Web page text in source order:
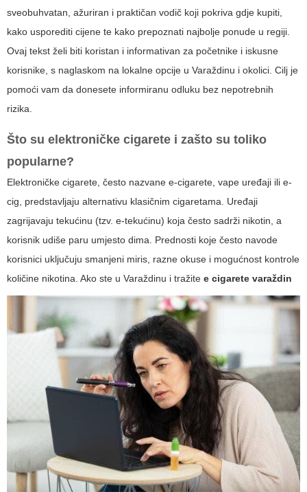
sveobuhvatan, ažuriran i praktičan vodič koji pokriva gdje kupiti,
kako usporediti cijene te kako prepoznati najbolje ponude u regiji.
Ovaj tekst želi biti koristan i informativan za početnike i iskusne
korisnike, s naglaskom na lokalne opcije u Varaždinu i okolici. Cilj je
pomoći vam da donesete informiranu odluku bez nepotrebnih
rizika.
Što su elektroničke cigarete i zašto su toliko
popularne?
Elektroničke cigarete, često nazvane e-cigarete, vape uređaji ili e-
cig, predstavljaju alternativu klasičnim cigaretama. Uređaji
zagrijavaju tekućinu (tzv. e-tekućinu) koja često sadrži nikotin, a
korisnik udiše paru umjesto dima. Prednosti koje često navode
korisnici uključuju smanjeni miris, razne okuse i mogućnost kontrole
količine nikotina. Ako ste u Varaždinu i tražite e cigarete varaždin